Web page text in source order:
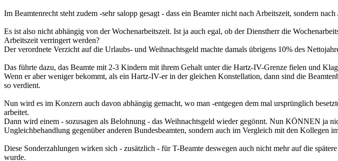
Im Beamtenrecht steht zudem -sehr salopp gesagt - dass ein Beamter nicht nach Arbeitszeit, sondern
Es ist also nicht abhängig von der Wochenarbeitszeit. Ist ja auch egal, ob der Dienstherr die
Arbeitszeit verringert werden?
Der verordnete Verzicht auf die Urlaubs- und Weihnachtsgeld machte damals übrigens 10% des
Das führte dazu, das Beamte mit 2-3 Kindern mit ihrem Gehalt unter die Hartz-IV-Grenze fielen und
Wenn er aber weniger bekommt, als ein Hartz-IV-er in der gleichen Konstellation, dann sind die
so verdient.
Nun wird es im Konzern auch davon abhängig gemacht, wo man -entgegen dem mal ursprünglich
arbeitet.
Dann wird einem - sozusagen als Belohnung - das Weihnachtsgeld wieder gegönnt. Nun KÖNNEN ja
Ungleichbehandlung gegenüber anderen Bundesbeamten, sondern auch im Vergleich mit den Kollegen
Diese Sonderzahlungen wirken sich - zusätzlich - für T-Beamte deswegen auch nicht mehr auf die
wurde.